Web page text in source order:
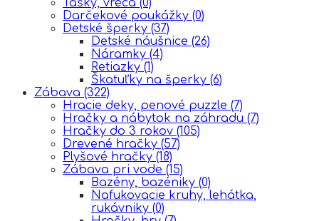
Darčekové poukážky (0)
Detské šperky (37)
Detské náušnice (26)
Náramky (4)
Retiazky (1)
Škatuľky na šperky (6)
Zábava (322)
Hracie deky, penové puzzle (7)
Hračky a nábytok na záhradu (7)
Hračky do 3 rokov (105)
Drevené hračky (57)
Plyšové hračky (18)
Zábava pri vode (15)
Bazény, bazéniky (0)
Nafukovacie kruhy, lehátka,
rukávniky (0)